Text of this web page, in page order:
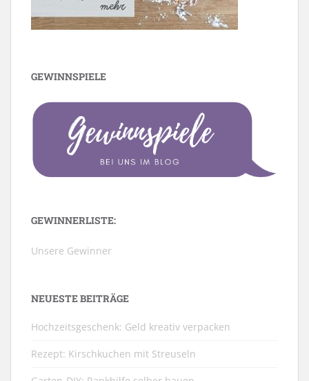
GEWINNSPIELE
GEWINNERLISTE:
Unsere Gewinner
NEUESTE BEITRÄGE
Hochzeitsgeschenk: Geld kreativ verpacken
Rezept: Kirschkuchen mit Streuseln